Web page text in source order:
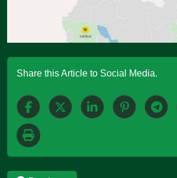
Share this Article to Social Media.